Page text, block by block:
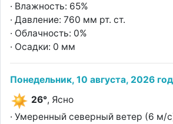
· Влажность: 65%
· Давление: 760 мм рт. ст.
· Облачность: 0%
· Осадки: 0 мм
Понедельник, 10 августа, 2026
26°, Ясно
· Умеренный северный ветер (6 м/